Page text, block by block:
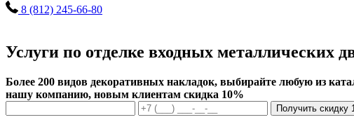
8 (812) 245-66-80
Услуги по отделке входных металлических
Более 200 видов декоративных накладок, выбирайте любую из
нашу компанию, новым клиентам скидка 10%
Получить скидку